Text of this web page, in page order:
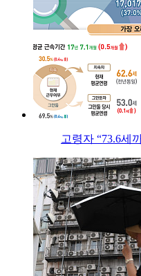
고령자 “73.6세